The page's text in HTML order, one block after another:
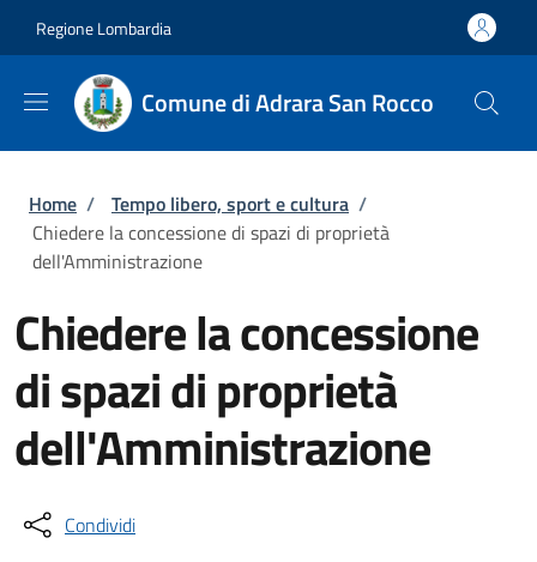
Regione Lombardia
Comune di Adrara San Rocco
Briciole di pane
Home / Tempo libero, sport e cultura /
Chiedere la concessione di spazi di proprietà
dell'Amministrazione
Chiedere la concessione
di spazi di proprietà
dell'Amministrazione
Condividi